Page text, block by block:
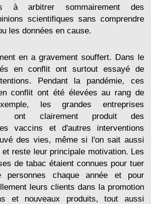
à arbitrer sommairement des
scientifiques sans comprendre
les données en cause.
en a gravement souffert. Dans le
en conflit ont surtout essayé de
Pendant la pandémie, ces
conflit ont été élevées au rang de
les grandes entreprises
ont clairement produit des
vaccins et d'autres interventions
des vies, même si l'on sait aussi
reste leur principale motivation. Les
de tabac étaient connues pour tuer
personnes chaque année et pour
leurs clients dans la promotion
et nouveaux produits, tout aussi